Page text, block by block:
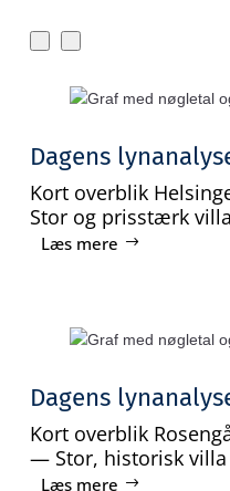
Dagens
Kort overblik
Stor og prisstærk
Læs mere
Dagens
Kort overblik
— Stor, historisk villa
Læs mere